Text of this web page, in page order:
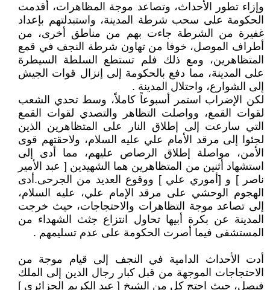
وإزاء تطور الأحداث، وتصاعد موجة المظاهرات، أقدمت
الحكومة على سحب شرطة المدينة، واستبدلتهم بإعداد
غفيرة من الشرطة جاءت بهم من مناطق أخرى، من
أطراف الموصل، خوفا من تهاون شرطة النجف في قمع
المتظاهرين، ومع ذلك فلم تستطع السلطة السيطرة
على المدينة، مما دفع بالحكومة إلى إنزال قوات الجيش
إلى الشوارع، واحتلال المدينة .
لكن الإضراب استمر أسبوعاً كاملاً، وسط تحدي الشعب
لقوات القمع، وواصلت التظاهر والتصدي لقوات القمع
التي سارعت إلى إطلاق النار على المتظاهرين الذين
لجئوا إلى مرقد الأمام علي عليه السلام، ولاحقتهم قوى
الأمن، مواصلة إطلاق الرصاص عليهم، مما أدى إلى
استشهاد أثنين من المتظاهرين هما الشهيدين [ عبد الأمير
ناصر ] و [أموري علي ] ووقوع العديد من الجرحى.أدى
الهجوم الوحشي على مرقد الإمام علي، عليه السلام،
إلى تصاعد موجة التظاهرات والاحتجاجات، حيث خرجت
المدينة عن بكرة أبيها تحاول انتزاع جثث الشهداء من
المستشفى فيما أصرت الحكومة على عدم تسليمهم .
أدت الأحداث الدامية في النجف إلى قيام موجة من
الاحتجاجات الموجهة من قبل كبار رجال الدين إلى الملك
فيصل، حيث احتج كل من الشيخ [ عبد الكريم الجزائري ]